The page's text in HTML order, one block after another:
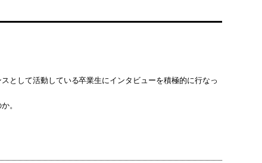
として活動している卒業生にインタビューを積極的に行なっ
。